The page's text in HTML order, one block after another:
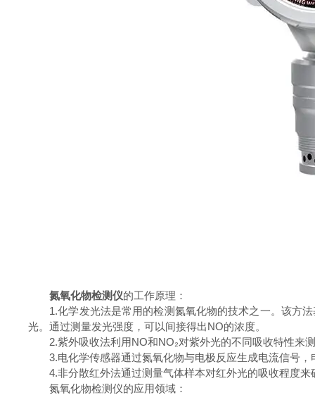
氮氧化物检测仪的工作原理：
1.化学发光法是常用的检测氮氧化物的技术之一。该方法
光。通过测量发光强度，可以间接得出NO的浓度。
2.紫外吸收法利用NO和NO₂对紫外光的不同吸收特性来测
3.电化学传感器通过氮氧化物与电极反应生成电流信号，
4.非分散红外法通过测量气体样本对红外光的吸收程度来
氮氧化物检测仪的应用领域：